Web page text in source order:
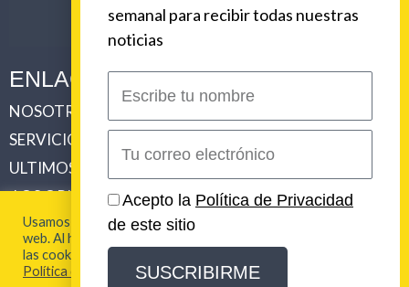
ENLACES CORPORATIVOS
NOSOTROS
SERVICIOS
ULTIMOS TRABAJOS
LOS ORIGENES DE URBAN BEAT
CONTACTO
2026 Urban Beat Contenidos
Usamos cookies para brindarte la mejor experiencia en esta
web. Al hacer clic en "Aceptar todo", acepta el uso de TODAS
las cookies. Para más información visita nuestra
Política de Cookies
semanal para recibir todas nuestras
noticias
nombre
electrónico
Acepto la Política de Privacidad
de este sitio
SUSCRIBIRME